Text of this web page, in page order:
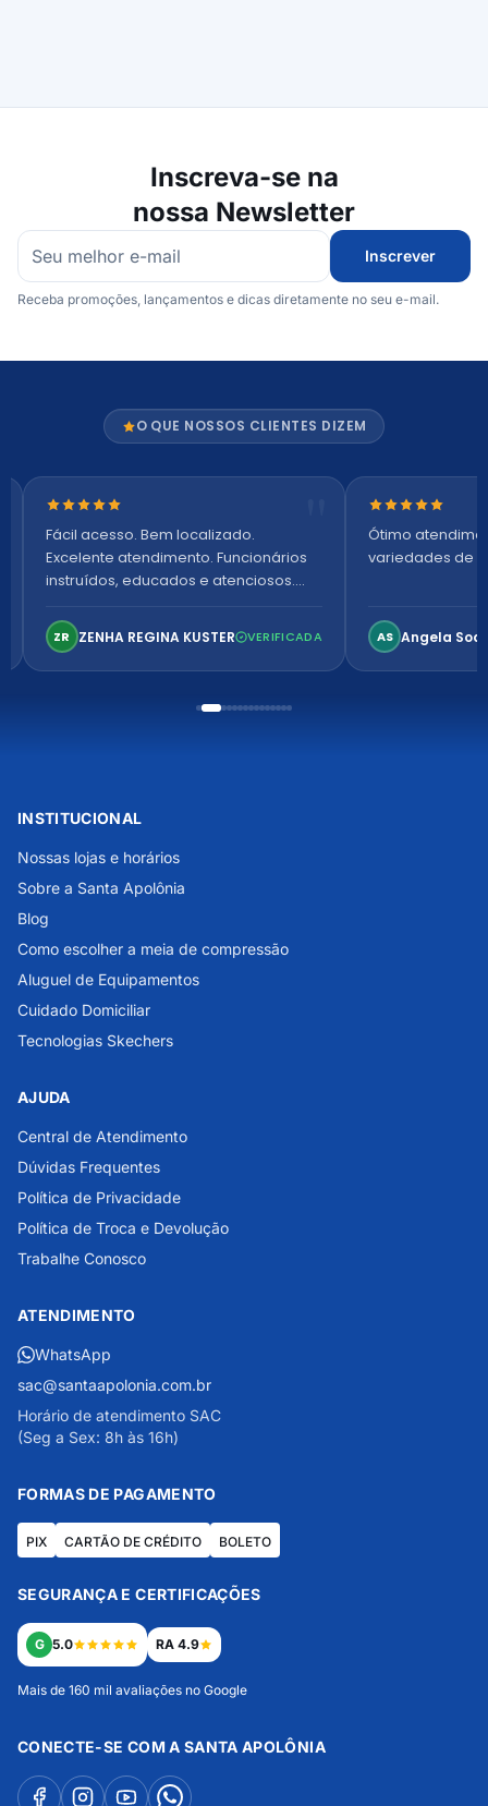
Inscreva-se na
nossa Newsletter
Inscrever
Receba promoções, lançamentos e dicas diretamente no seu e-mail.
O QUE NOSSOS CLIENTES DIZEM
Nota 5 de 5 estrelas
Fácil acesso. Bem localizado.
Excelente atendimento. Funcionários
instruídos, educados e atenciosos.
confortável. Perfeito!
ZR ZENHA REGINA KUSTER VERIFICADA
Nota 5 de 5
Ótimo
variedades de
AS Angela
INSTITUCIONAL
Nossas lojas e horários
Sobre a Santa Apolônia
Blog
Como escolher a meia de compressão
Aluguel de Equipamentos
Cuidado Domiciliar
Tecnologias Skechers
AJUDA
Central de Atendimento
Dúvidas Frequentes
Política de Privacidade
Política de Troca e Devolução
Trabalhe Conosco
ATENDIMENTO
WhatsApp
sac@santaapolonia.com.br
Horário de atendimento SAC
(Seg a Sex: 8h às 16h)
FORMAS DE PAGAMENTO
PIX CARTÃO DE CRÉDITO BOLETO
SEGURANÇA E CERTIFICAÇÕES
G 5.0 RA 4.9
Mais de 160 mil avaliações no Google
CONECTE-SE COM A SANTA APOLÔNIA